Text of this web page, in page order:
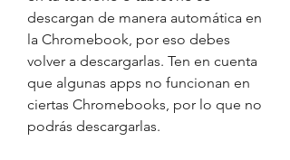
descargan de manera automática en
la Chromebook, por eso debes
volver a descargarlas. Ten en cuenta
que algunas apps no funcionan en
ciertas Chromebooks, por lo que no
podrás descargarlas.